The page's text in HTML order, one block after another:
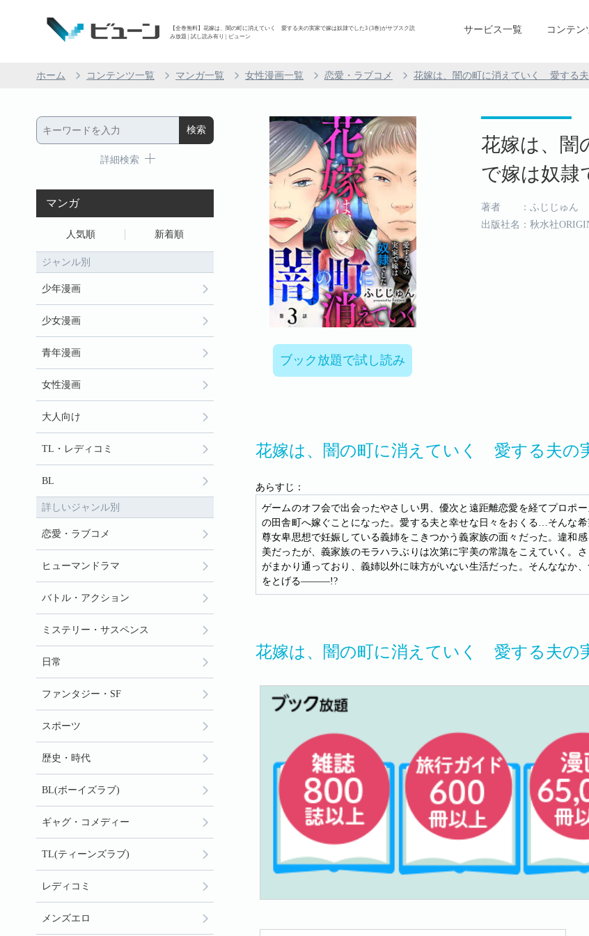
【全巻無料】花嫁は、闇の町に消えていく 愛する夫の実家で嫁は奴隷でした3 (3巻)がサブスク読
み放題 | 試し読み有り | ビューン
サービス一覧 コンテン
ホーム コンテンツ一覧 マンガ一覧 女性漫画一覧 恋愛・ラブコメ 花嫁は、闇の町に消えていく 愛する
ブック放題で試し読み
花嫁は、
で嫁は奴隷
著者 ：ふじじゅん
出版社名：秋水社
花嫁は、闇の町に消えていく 愛する夫の
あらすじ：
ゲームのオフ会で出会ったやさしい男、優次と遠距離恋愛を経てプロポ
の田舎町へ嫁ぐことになった。愛する夫と幸せな日々をおくる…そんな
尊女卑思想で妊娠している義姉をこきつかう義家族の面々だった。違和
美だったが、義家族のモラハラぶりは次第に宇美の常識をこえていく。
がまかり通っており、義姉以外に味方がいない生活だった。そんななか
をとげる―――!?
花嫁は、闇の町に消えていく 愛する夫の
詳細検索
マンガ
人気順 新着順
ジャンル別
少年漫画
少女漫画
青年漫画
女性漫画
大人向け
TL・レディコミ
BL
詳しいジャンル別
恋愛・ラブコメ
ヒューマンドラマ
バトル・アクション
ミステリー・サスペンス
日常
ファンタジー・SF
スポーツ
歴史・時代
BL(ボーイズラブ)
ギャグ・コメディー
TL(ティーンズラブ)
レディコミ
メンズエロ